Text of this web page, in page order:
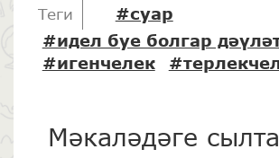
Теги
#суар
#идел буе болгар
#игенчелек
Мәкаләдәге